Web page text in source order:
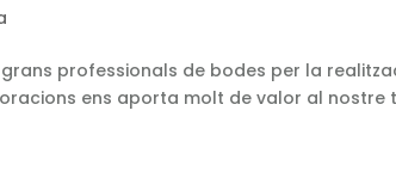
professionals de bodes per la
ens aporta molt de valor al nostre